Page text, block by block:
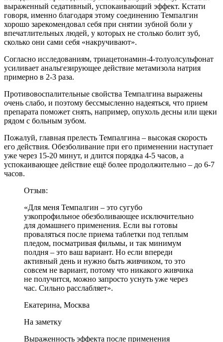
выраженный седативный, успокаивающий эффект. Кстати
говоря, именно благодаря этому соединению Темпалгин
хорошо зарекомендовал себя при снятии зубной боли у
впечатлительных людей, у которых не столько болит зуб,
сколько они сами себя «накручивают».
Согласно исследованиям, триацетонамин-4-толуолсульфонат
усиливает анальгезирующее действие метамизола натрия
примерно в 2-3 раза.
Противовоспалительные свойства Темпалгина выражены
очень слабо, и поэтому бессмысленно надеяться, что прием
препарата поможет снять, например, опухоль десны или щеки
рядом с больным зубом.
Пожалуй, главная прелесть Темпалгина – высокая скорость
его действия. Обезболивание при его применении наступает
уже через 15-20 минут, и длится порядка 4-5 часов, а
успокаивающее действие ещё более продолжительно – до 6-7
часов.
Отзыв:
«Для меня Темпалгин – это сугубо
узкопрофильное обезболивающее исключительно
для домашнего применения. Если вы готовы
проваляться после приема таблетки под теплым
пледом, посматривая фильмы, и так минимум
полдня – это ваш вариант. Но если впереди
активный день и нужно быть живчиком, то это
совсем не вариант, потому что никакого живчика
не получится, можно запросто уснуть уже через
час. Сильно расслабляет».
Екатерина, Москва
На заметку
Выраженность эффекта после применения